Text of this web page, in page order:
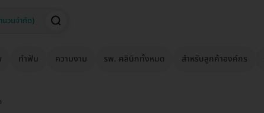
ทำฟัน ความงาม รพ. คลินิกทั้งหมด สำหรับลูกค้าองค์กร